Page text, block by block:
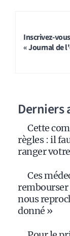
Inscrivez-
« Journal de
Derniers
Cette
règles : il
ranger
Ces
rembourser
nous
donné »